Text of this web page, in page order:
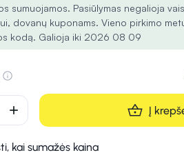
sumuojamos. Pasiūlymas negalioja
dovanų kuponams. Vieno pirkimo
kodą. Galioja iki 2026 08 09
add Į
kai sumažės kaina